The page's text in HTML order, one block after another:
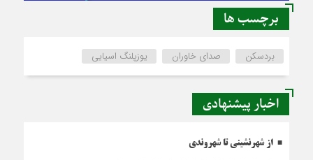
برچسب ها
بردسکن صدای خاوران یوزپلنگ اسیایی
اخبار پیشنهادی
از شهرنشینی تا شهروندی